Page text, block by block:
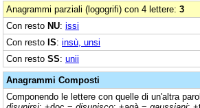
Anagrammi parziali (logogrifi) con 4 lettere: 3
Con resto NU: issi
Con resto IS: insù, unsi
Con resto SS: unii
Anagrammi Composti
Componendo le lettere con quelle di un'altra